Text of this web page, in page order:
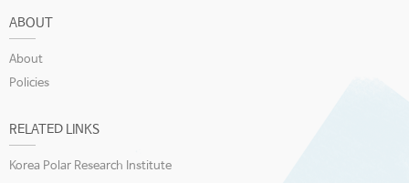
ABOUT
About
Policies
RELATED LINKS
Korea Polar Research Institute